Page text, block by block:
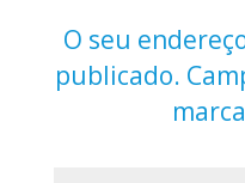
O seu
publicado.